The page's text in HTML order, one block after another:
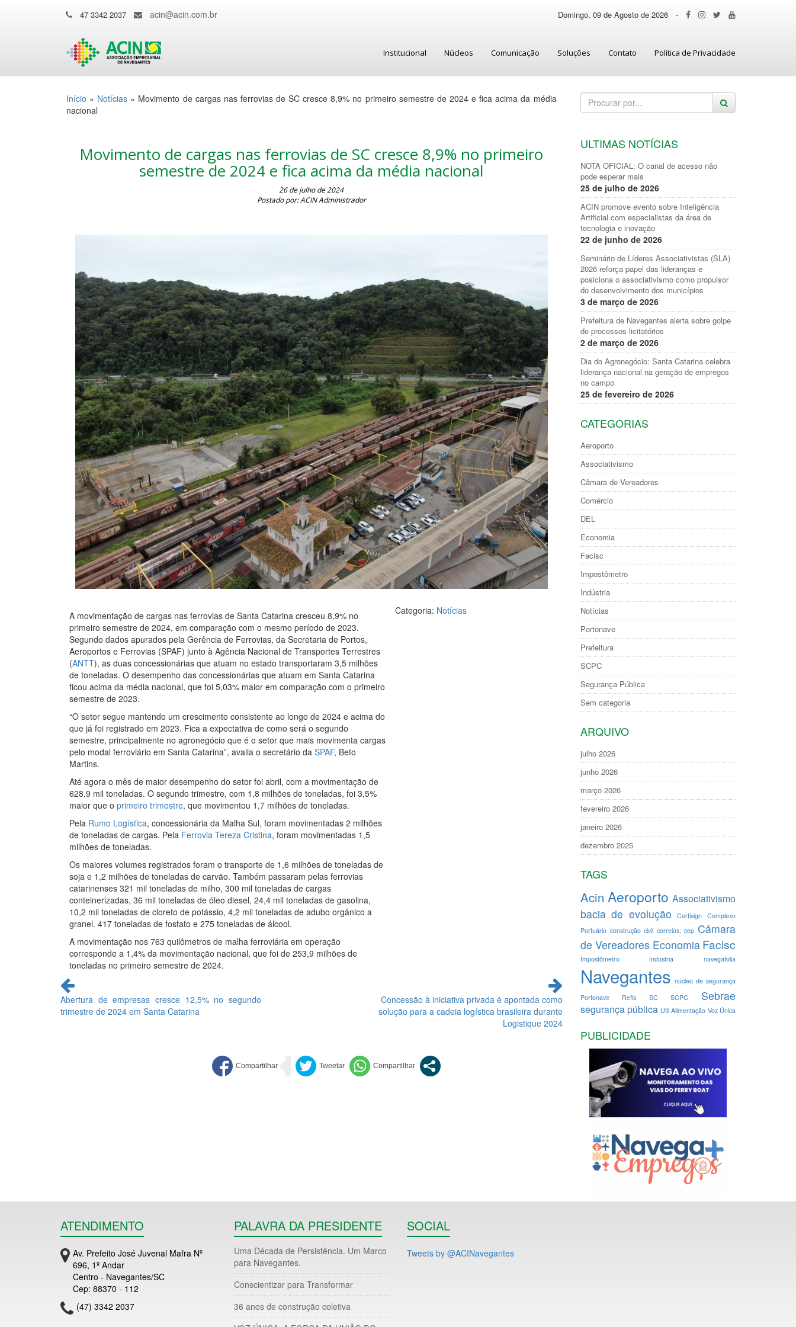
47 3342 2037 acin@acin.com.br Domingo, 09 de Agosto de 2026 -
Institucional Núcleos Comunicação Soluções Contato Política de Privacidade
Início » Notícias » Movimento de cargas nas ferrovias de SC cresce 8,9% no primeiro semestre de 2024 e fica acima da média
nacional
Movimento de cargas nas ferrovias de SC cresce 8,9% no primeiro
semestre de 2024 e fica acima da média nacional
26 de julho de 2024
Postado por: ACIN Administrador
A movimentação de cargas nas ferrovias de Santa Catarina cresceu 8,9% no
primeiro semestre de 2024, em comparação com o mesmo período de 2023.
Segundo dados apurados pela Gerência de Ferrovias, da Secretaria de Portos,
Aeroportos e Ferrovias (SPAF) junto à Agência Nacional de Transportes Terrestres
(ANTT), as duas concessionárias que atuam no estado transportaram 3,5 milhões
de toneladas. O desempenho das concessionárias que atuam em Santa Catarina
ficou acima da média nacional, que foi 5,03% maior em comparação com o primeiro
semestre de 2023.
“O setor segue mantendo um crescimento consistente ao longo de 2024 e acima do
que já foi registrado em 2023. Fica a expectativa de como será o segundo
semestre, principalmente no agronegócio que é o setor que mais movimenta cargas
pelo modal ferroviário em Santa Catarina”, avalia o secretário da SPAF, Beto
Martins.
Até agora o mês de maior desempenho do setor foi abril, com a movimentação de
628,9 mil toneladas. O segundo trimestre, com 1,8 milhões de toneladas, foi 3,5%
maior que o primeiro trimestre, que movimentou 1,7 milhões de toneladas.
Pela Rumo Logística, concessionária da Malha Sul, foram movimentadas 2 milhões
de toneladas de cargas. Pela Ferrovia Tereza Cristina, foram movimentadas 1,5
milhões de toneladas.
Os maiores volumes registrados foram o transporte de 1,6 milhões de toneladas de
soja e 1,2 milhões de toneladas de carvão. Também passaram pelas ferrovias
catarinenses 321 mil toneladas de milho, 300 mil toneladas de cargas
conteinerizadas, 36 mil toneladas de óleo diesel, 24,4 mil toneladas de gasolina,
10,2 mil toneladas de cloreto de potássio, 4,2 mil toneladas de adubo orgânico a
granel. 417 toneladas de fosfato e 275 toneladas de álcool.
A movimentação nos 763 quilômetros de malha ferroviária em operação
corresponde a 1,4% da movimentação nacional, que foi de 253,9 milhões de
toneladas no primeiro semestre de 2024.
Categoria: Notícias
Continue
lendo
Abertura de empresas cresce 12,5% no segundo
trimestre de 2024 em Santa Catarina
Concessão à iniciativa privada é apontada como
solução para a cadeia logística brasileira durante
Logistique 2024
ULTIMAS NOTÍCIAS
NOTA OFICIAL: O canal de acesso não
pode esperar mais
25 de julho de 2026
ACIN promove evento sobre Inteligência
Artificial com especialistas da área de
tecnologia e inovação
22 de junho de 2026
Seminário de Líderes Associativistas (SLA)
2026 reforça papel das lideranças e
posiciona o associativismo como propulsor
do desenvolvimento dos municípios
3 de março de 2026
Prefeitura de Navegantes alerta sobre golpe
de processos licitatórios
2 de março de 2026
Dia do Agronegócio: Santa Catarina celebra
liderança nacional na geração de empregos
no campo
25 de fevereiro de 2026
CATEGORIAS
Aeroporto
Associativismo
Câmara de Vereadores
Comércio
DEL
Economia
Facisc
Impostômetro
Indústria
Notícias
Portonave
Prefeitura
SCPC
Segurança Pública
Sem categoria
ARQUIVO
julho 2026
junho 2026
março 2026
fevereiro 2026
janeiro 2026
dezembro 2025
TAGS
Acin Aeroporto Associativismo
bacia de evolução Certisign Complexo
Portuário construção civil correios; cep Câmara
de Vereadores Economia Facisc
Impostômetro Indústria navegafolia
Navegantes núcleo de segurança
Portonave
Refis SC SCPC Sebrae
segurança pública Util Alimentação Voz Única
PUBLICIDADE
ATENDIMENTO
Av. Prefeito José Juvenal Mafra Nº
696, 1º Andar
Centro - Navegantes/SC
Cep: 88370 - 112
(47) 3342 2037
PALAVRA DA PRESIDENTE
Uma Década de Persistência. Um Marco
para Navegantes.
Conscientizar para Transformar
36 anos de construção coletiva
SOCIAL
Tweets by @ACINavegantes